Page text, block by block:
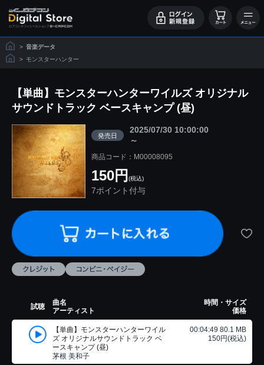
> 音楽データ
> モンスターハンター
【単曲】モンスターハンターワイルズ オリジナル
サウンドトラック ベースキャンプ (昼)
発売日
2025/07/30 10:00:00
～
商品コード：M00008095
150円 (税込)
7ポイント付与
試聴
曲名
アーティスト
時間・サイズ
価格
【単曲】モンスターハンターワイル
ズ オリジナルサウンドトラック ベ
ースキャンプ (昼)
茅根 美和子
00:04:49 80.1 MB
150円(税込)